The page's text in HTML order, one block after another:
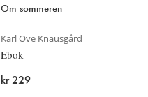
Om sommeren
Karl Ove Knausgård
Ebok
kr 229